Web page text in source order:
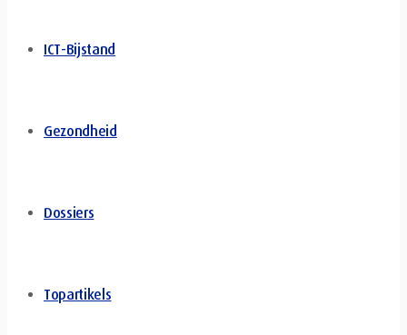
ICT-Bijstand
Gezondheid
Dossiers
Topartikels